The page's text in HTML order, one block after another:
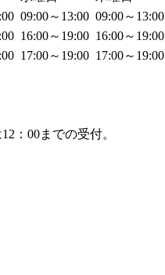
09:00～13:00 09:00～13:00
16:00～19:00 16:00～19:00
17:00～19:00 17:00～19:00
：00までの受付。